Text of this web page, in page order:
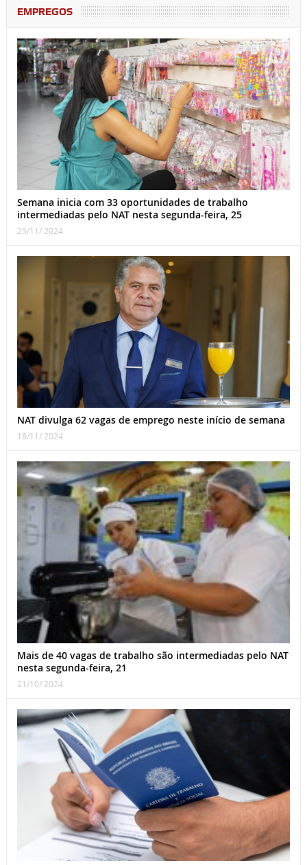
EMPREGOS
Semana inicia com 33 oportunidades de trabalho
intermediadas pelo NAT nesta segunda-feira, 25
25/11/ 2024
NAT divulga 62 vagas de emprego neste início de semana
18/11/ 2024
Mais de 40 vagas de trabalho são intermediadas pelo NAT
nesta segunda-feira, 21
21/10/ 2024